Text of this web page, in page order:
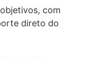
com
direto do